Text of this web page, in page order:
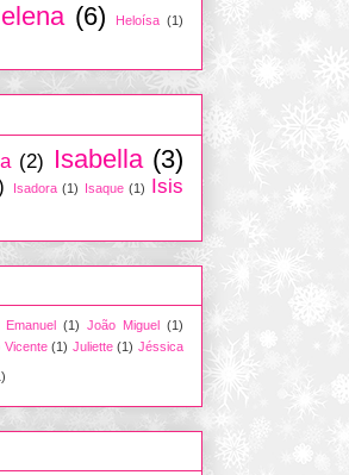
(6) Heloísa (1)
(2) Isabella (3)
Isadora (1) Isaque (1) Isis
Emanuel (1) João Miguel (1)
Vicente (1) Juliette (1) Jéssica